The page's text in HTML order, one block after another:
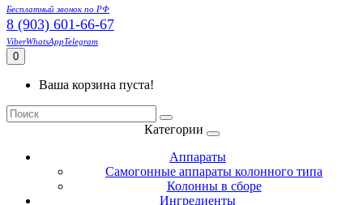
Бесплатный звонок по РФ
8 (903) 601-66-67
ViberWhatsAppTelegram
0
Ваша корзина пуста!
Категории
Аппараты
Самогонные аппараты колонного типа
Колонны в сборе
Ингредиенты